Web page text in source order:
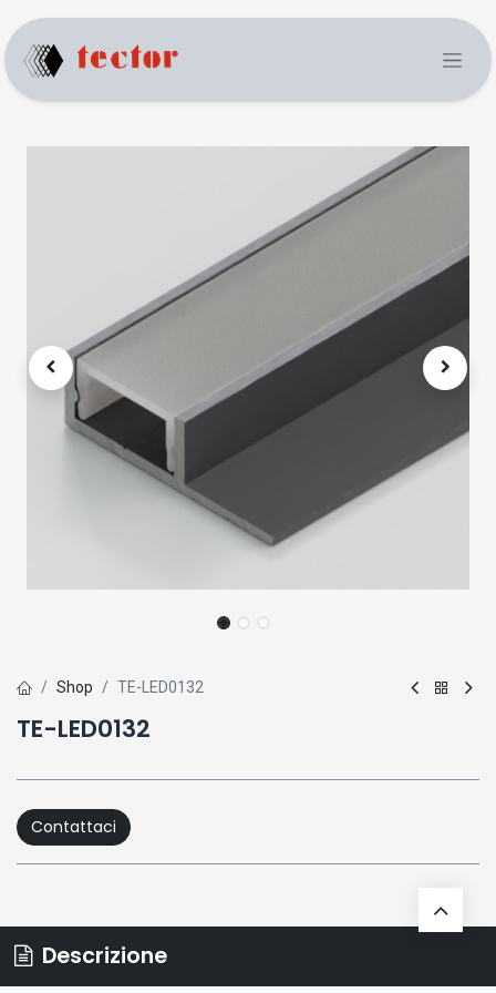
Shop TE-LED0132
TE-LED0132
Contattaci
Descrizione